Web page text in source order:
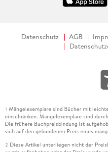
Datenschutz AGB
1 Mängelexemplare sind Bücher mit
einschränken. Mängelexemplare sind
Die frühere Buchpreisbindung ist
sich auf den gebundenen Preis eines
2 Diese Artikel unterliegen nicht der